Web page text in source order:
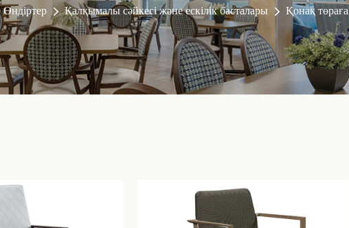
Өндіртер Қалқымалы сәйкесі және ескілік басталары Қонақ төраға